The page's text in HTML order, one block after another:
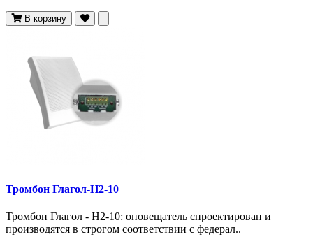
В корзину
Тромбон Глагол-Н2-10
Тромбон Глагол - Н2-10: оповещатель спроектирован и
производятся в строгом соответствии с федерал..